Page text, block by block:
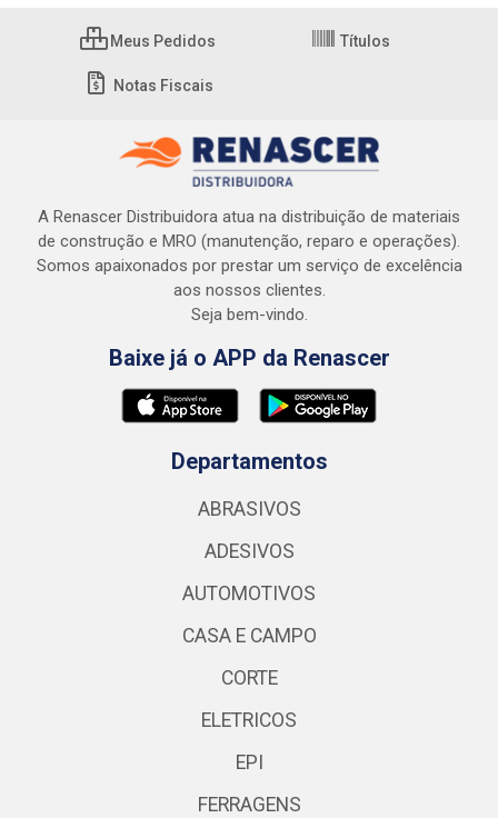
Meus Pedidos Títulos
Notas Fiscais
A Renascer Distribuidora atua na distribuição de materiais
de construção e MRO (manutenção, reparo e operações).
Somos apaixonados por prestar um serviço de excelência
aos nossos clientes.
Seja bem-vindo.
Baixe já o APP da Renascer
Departamentos
ABRASIVOS
ADESIVOS
AUTOMOTIVOS
CASA E CAMPO
CORTE
ELETRICOS
EPI
FERRAGENS